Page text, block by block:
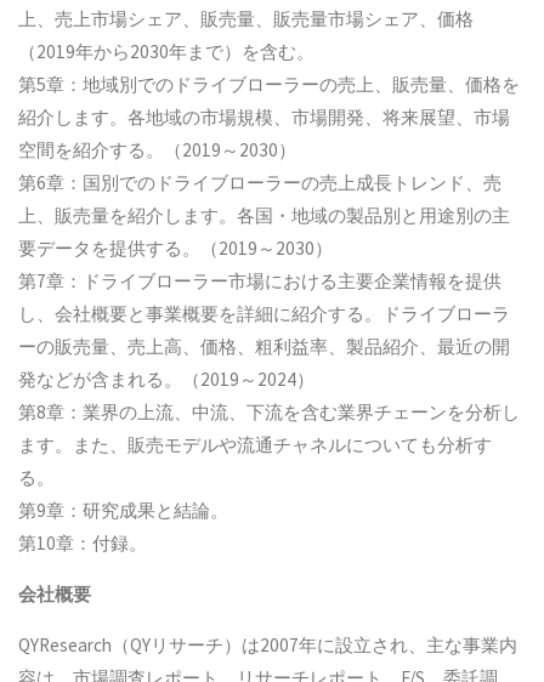
上、売上市場シェア、販売量、販売量市場シェア、価格
（2019年から2030年まで）を含む。
第5章：地域別でのドライブローラーの売上、販売量、価格を
紹介します。各地域の市場規模、市場開発、将来展望、市場
空間を紹介する。（2019～2030）
第6章：国別でのドライブローラーの売上成長トレンド、売
上、販売量を紹介します。各国・地域の製品別と用途別の主
要データを提供する。（2019～2030）
第7章：ドライブローラー市場における主要企業情報を提供
し、会社概要と事業概要を詳細に紹介する。ドライブローラ
ーの販売量、売上高、価格、粗利益率、製品紹介、最近の開
発などが含まれる。（2019～2024）
第8章：業界の上流、中流、下流を含む業界チェーンを分析し
ます。また、販売モデルや流通チャネルについても分析す
る。
第9章：研究成果と結論。
第10章：付録。
会社概要
QYResearch（QYリサーチ）は2007年に設立され、主な事業内